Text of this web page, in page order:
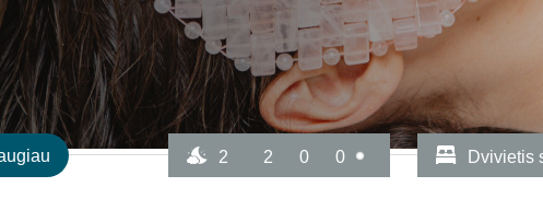
Dvivietis
2 2 0 0